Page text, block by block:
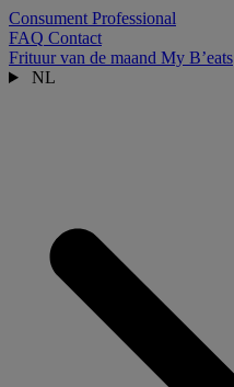
Consument Professional
FAQ Contact
Frituur van de maand My B’eats
NL